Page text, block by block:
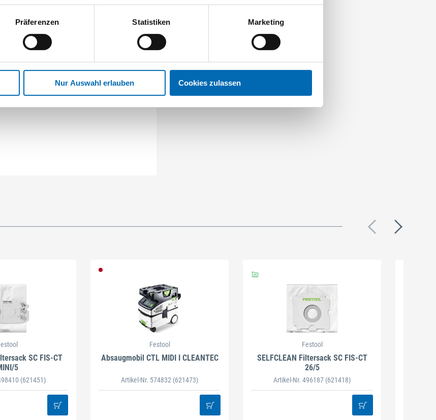
Präferenzen Statistiken Marketing
Nur Auswahl erlauben Cookies zulassen
Saugleistung dank
SC FIS-CT
5
(621451)
Festool
Absaugmobil CTL MIDI I CLEANTEC
Artikel-Nr. 574832 (621473)
Festool
SELFCLEAN Filtersack SC FIS-CT
26/5
Artikel-Nr. 496187 (621418)